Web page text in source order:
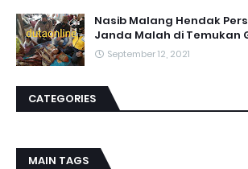
Nasib Malang Hendak
Janda Malah di Temukan
September 12, 2021
CATEGORIES
MAIN TAGS